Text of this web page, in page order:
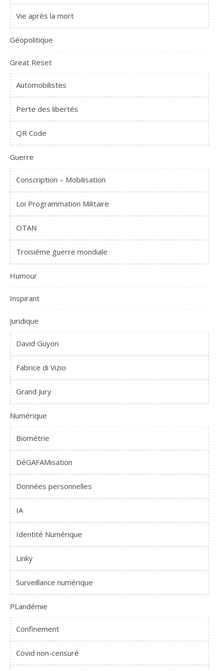
Vie après la mort
Géopolitique
Great Reset
Automobilistes
Perte des libertés
QR Code
Guerre
Conscription – Mobilisation
Loi Programmation Militaire
OTAN
Troisième guerre mondiale
Humour
Inspirant
Juridique
David Guyon
Fabrice di Vizio
Grand Jury
Numérique
Biométrie
DéGAFAMisation
Données personnelles
IA
Identité Numérique
Linky
Surveillance numérique
PLandémie
Confinement
Covid non-censuré